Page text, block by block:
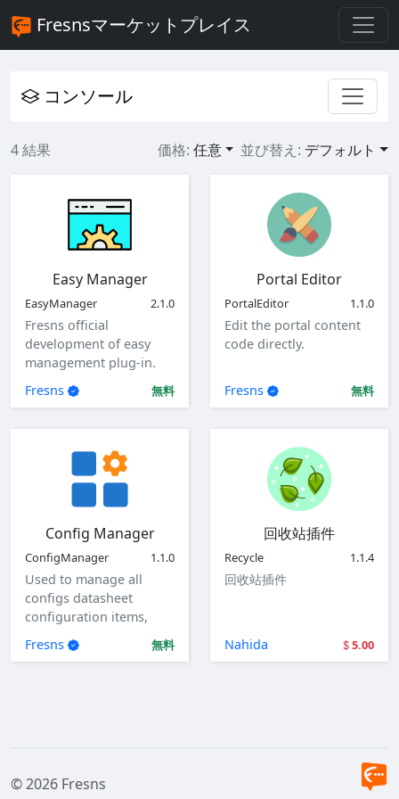
Fresnsマーケットプレイス
コンソール
4 結果 価格: 任意 並び替え: デフォルト
Easy Manager
EasyManager 2.1.0
Fresns official
development of easy
management plug-in.
Fresns
無料
Portal Editor
PortalEditor 1.1.0
Edit the portal content
code directly.
Fresns 無料
Config Manager
ConfigManager 1.1.0
Used to manage all
configs datasheet
configuration items,
view, add, edit, and
delete global
Fresns 無料
回收站插件
Recycle 1.1.4
回收站插件
Nahida 5.00
© 2026 Fresns